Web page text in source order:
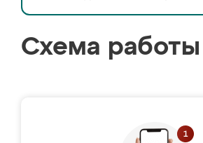
Схема работы